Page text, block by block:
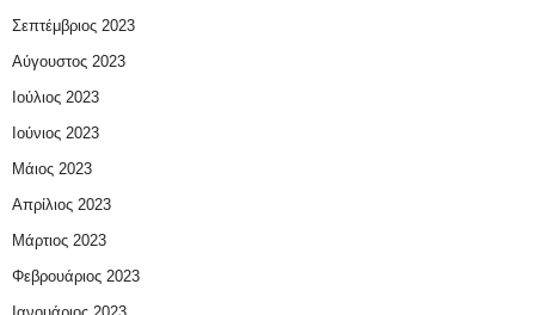
Σεπτέμβριος 2023
Αύγουστος 2023
Ιούλιος 2023
Ιούνιος 2023
Μάιος 2023
Απρίλιος 2023
Μάρτιος 2023
Φεβρουάριος 2023